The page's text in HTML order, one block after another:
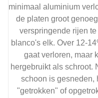
minimaal aluminium
de platen groot
verspringende rijen
blanco's elk. Over 12-
gaat verloren, maar
hergebruikt als schroot.
schoon is gesneden,
"getrokken" of